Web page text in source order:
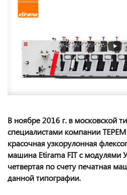
В ноябре 2016 г. в московской
специалистами компании
красочная узкорулонная
машина Etirama FIT с модулями
четвертая по счету печатная
данной типографии.